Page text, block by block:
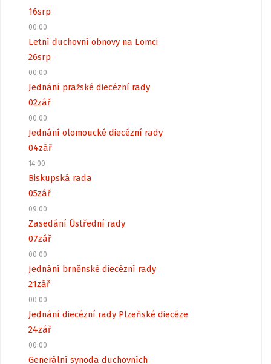
16srp
00:00
Letní duchovní obnovy na Lomci
26srp
00:00
Jednání pražské diecézní rady
02zář
00:00
Jednání olomoucké diecézní rady
04zář
14:00
Biskupská rada
05zář
09:00
Zasedání Ústřední rady
07zář
00:00
Jednání brněnské diecézní rady
21zář
00:00
Jednání diecézní rady Plzeňské diecéze
24zář
00:00
Generální synoda duchovních